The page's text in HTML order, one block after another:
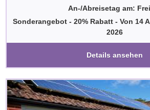
An-/Abreisetag am:
Sonderangebot - 20% Rabatt - Von 14
2026
Details ansehen